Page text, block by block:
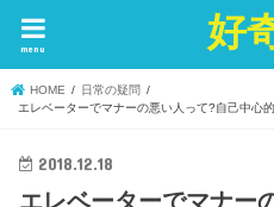
好
menu
HOME
日常の疑問
エレベーターでマナーの悪い人って?自己中心
2018.12.18
エレベーターでマナー